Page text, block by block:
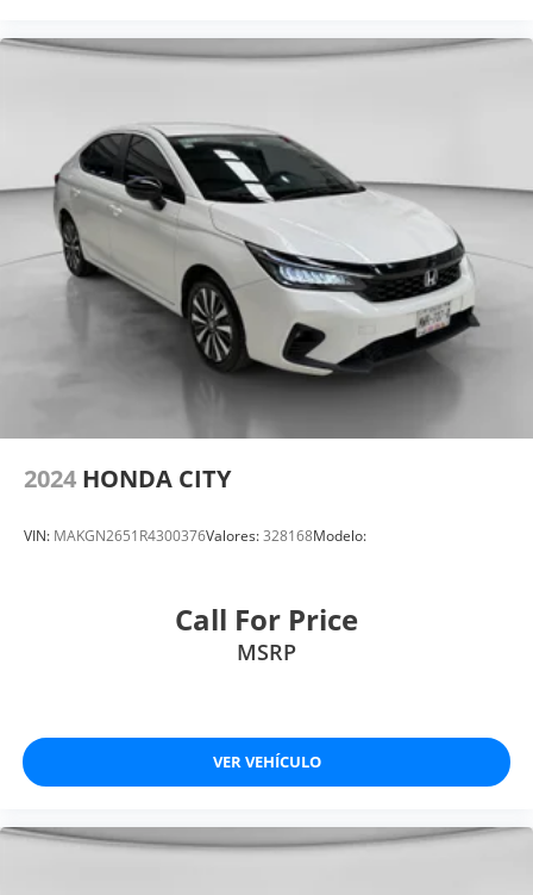
2024 HONDA CITY
VIN: MAKGN2651R4300376Valores:328168Modelo:
Call For Price
MSRP
VER VEHÍCULO